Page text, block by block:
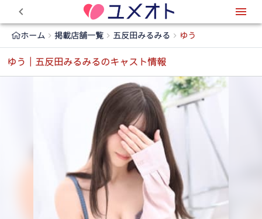
ホーム 掲載店舗一覧 五反田みるみる ゆう
ゆう｜五反田みるみるのキャスト情報